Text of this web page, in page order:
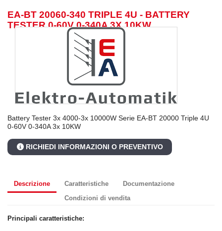
EA-BT 20060-340 TRIPLE 4U - BATTERY
TESTER 0-60V 0-340A 3X 10KW
Battery Tester 3x 4000-3x 10000W Serie EA-BT 20000 Triple 4U
0-60V 0-340A 3x 10KW
RICHIEDI INFORMAZIONI O PREVENTIVO
Descrizione Caratteristiche
Documentazione
Condizioni di vendita
Principali caratteristiche: